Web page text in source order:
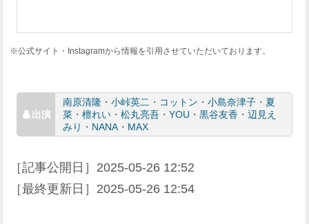
※公式サイト・Instagramから情報を引用させていただいております。
南原清隆 ・ 小峠英二 ・ コットン ・ 小島奈津子・ 夏
菜・ 檀れい・ 松丸亮吾・ YOU ・ 黒谷友香・ 辺見え
みり ・ NANA・ MAX
［記事公開日］ 2025-05-26 12:52
［最終更新日］ 2025-05-26 12:54